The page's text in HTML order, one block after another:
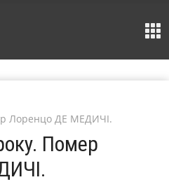
Лоренцо ДЕ МЕДИЧІ.
Помер